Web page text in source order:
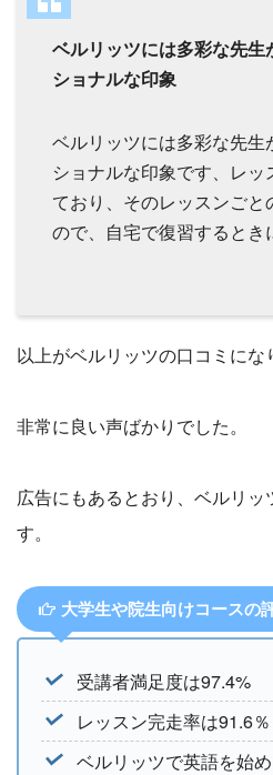
ベルリッツには多彩な先
ショナルな印象
ベルリッツには多彩な先
ショナルな印象です、レ
ており、そのレッスンご
ので、自宅で復習するとき
以上がベルリッツの口コミにな
非常に良い声ばかりでした。
広告にもあるとおり、ベルリ
す。
大学生や院生向けコースの
受講者満足度は97.4%
レッスン完走率は91.6％
ベルリッツで英語を始